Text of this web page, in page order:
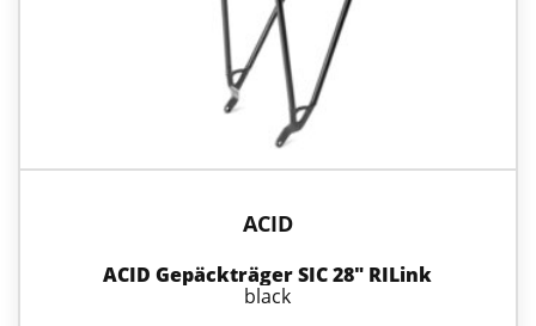
ACID
ACID Gepäckträger SIC 28″ RILink
black